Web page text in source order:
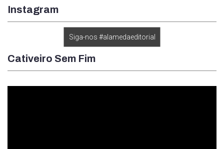
Instagram
Siga-nos #alamedaeditorial
Cativeiro Sem Fim